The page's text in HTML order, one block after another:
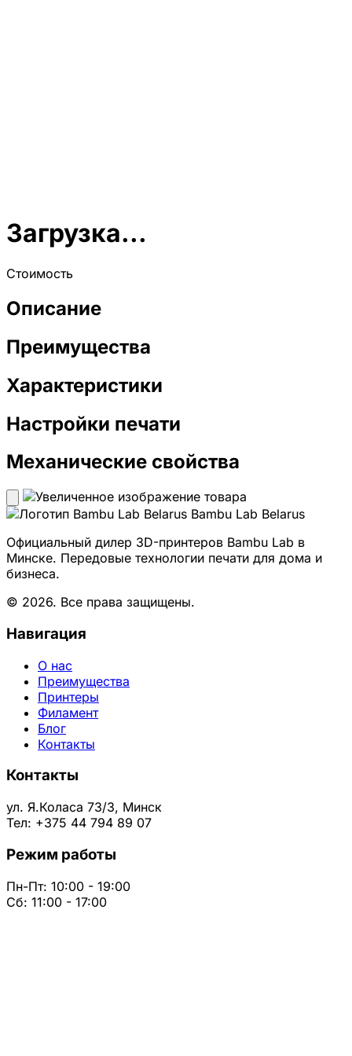
Загрузка...
Стоимость
Описание
Преимущества
Характеристики
Настройки печати
Механические свойства
Bambu Lab Belarus
Официальный дилер 3D-принтеров Bambu Lab в
Минске. Передовые технологии печати для дома и
бизнеса.
© 2026. Все права защищены.
Навигация
О нас
Преимущества
Принтеры
Филамент
Блог
Контакты
Контакты
ул. Я.Коласа 73/3, Минск
Тел: +375 44 794 89 07
Режим работы
Пн-Пт: 10:00 - 19:00
Сб: 11:00 - 17:00